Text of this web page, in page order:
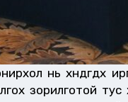
нь хөндөгдөх
зорилготой тус